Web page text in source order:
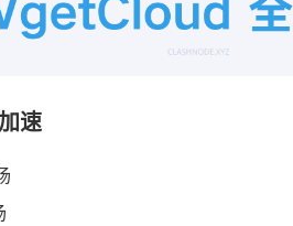
速